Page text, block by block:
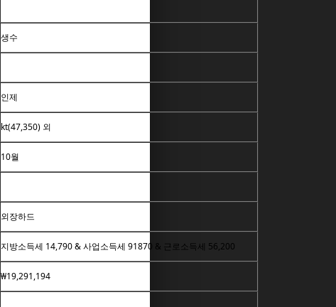
생수
인제
kt(47,350) 외
10월
외장하드
지방소득세 14,790 & 사업소득세 91870 & 근로소득세 56,200
₩19,291,194